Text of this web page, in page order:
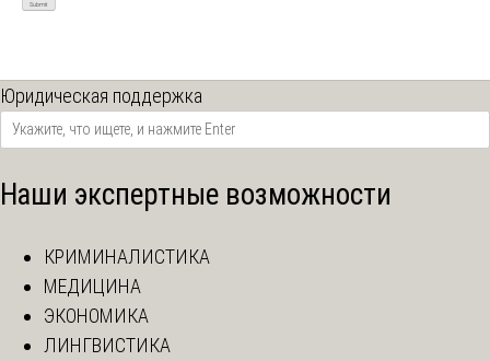
Юридическая поддержка
Наши экспертные возможности
КРИМИНАЛИСТИКА
МЕДИЦИНА
ЭКОНОМИКА
ЛИНГВИСТИКА